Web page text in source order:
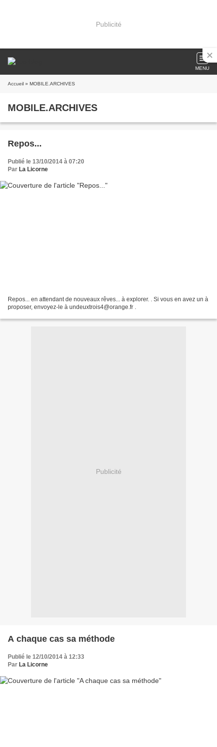
Publicité
MENU
Accueil » MOBILE.ARCHIVES
MOBILE.ARCHIVES
Repos...
Publié le 13/10/2014 à 07:20
Par La Licorne
Repos... en attendant de nouveaux rêves... à explorer. . Si vous en avez un à
proposer, envoyez-le à undeuxtrois4@orange.fr .
Publicité
A chaque cas sa méthode
Publié le 12/10/2014 à 12:33
Par La Licorne